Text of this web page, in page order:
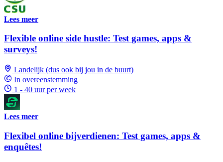
Lees meer
Flexible online side hustle: Test games, apps &
surveys!
Landelijk (dus ook bij jou in de buurt)
In overeenstemming
1 - 40 uur per week
Lees meer
Flexibel online bijverdienen: Test games, apps &
enquêtes!